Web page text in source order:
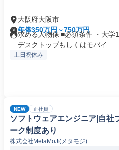
大阪府大阪市
年俸350万円～750万円
求める人物像 ■必須条件 ・大学
デスクトップもしくはモバイ...
土日祝休み
NEW 正社員
ソフトウェアエンジニア|自社
ーク制度あり
株式会社MetaMoJi(メタモジ)